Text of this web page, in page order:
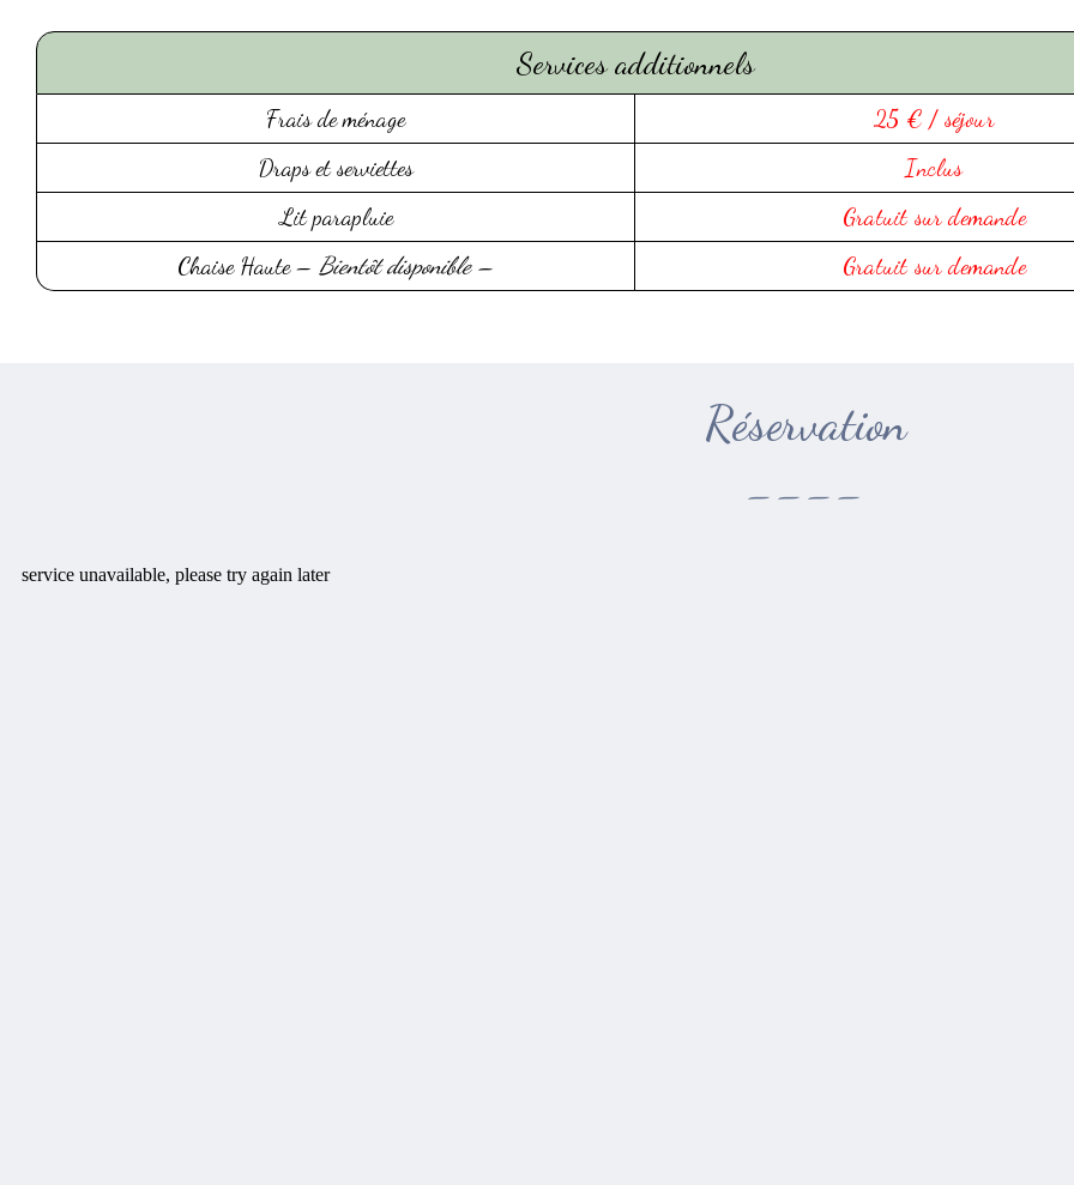
Services additionnels
Frais de ménage
25 € / séjour
Draps et serviettes
Inclus
Lit parapluie
Gratuit sur demande
Chaise Haute – Bientôt disponible – Gratuit sur demande
Réservation
----